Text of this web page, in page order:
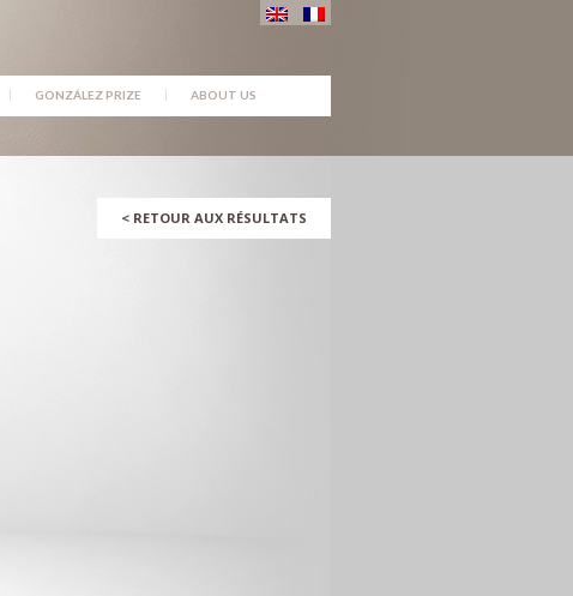
GONZÁLEZ PRIZE ABOUT US
< RETOUR AUX RÉSULTATS